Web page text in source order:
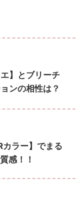
】とブリーチ
ンの相性は？
カラー】でまる
感！！